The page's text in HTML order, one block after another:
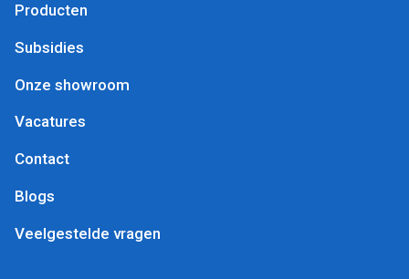
Producten
Subsidies
Onze showroom
Vacatures
Contact
Blogs
Veelgestelde vragen